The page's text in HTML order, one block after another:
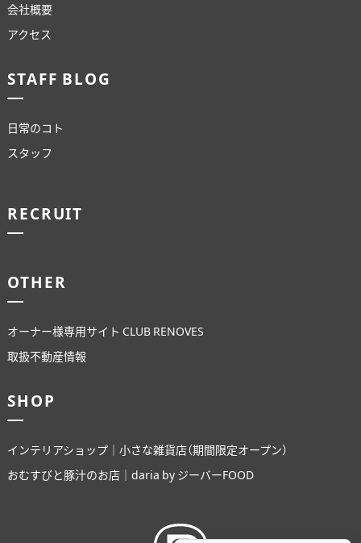
会社概要
アクセス
STAFF BLOG
日常のコト
スタッフ
RECRUIT
OTHER
オーナー様専用サイト CLUB RENOVES
取扱不動産情報
SHOP
インテリアショップ｜小さな雑貨店（期間限定オープン）
おむすびと豚汁のお店｜daria by ジーバーFOOD